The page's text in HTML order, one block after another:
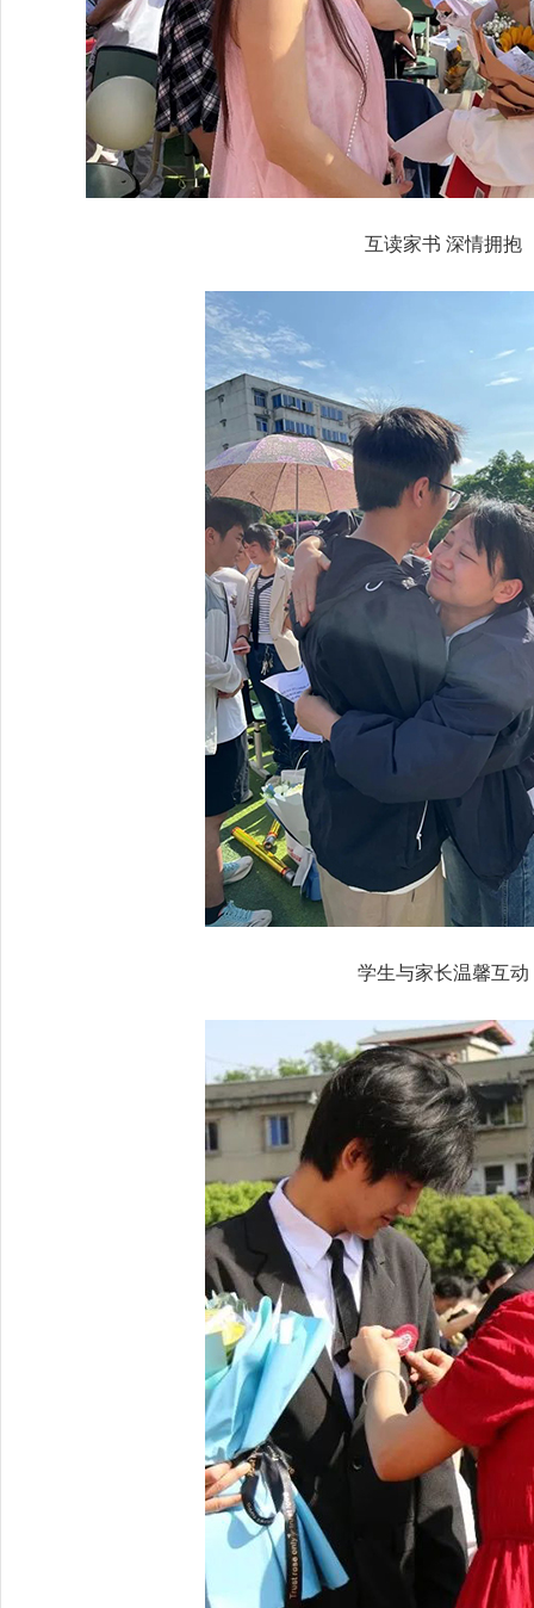
互读家书 深情拥抱
学生与家长温馨互动